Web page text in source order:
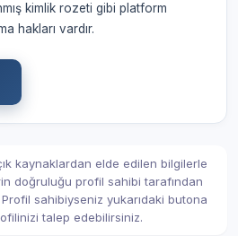
kimlik rozeti gibi platform
hakları vardır.
kaynaklardan elde edilen bilgilerle
doğruluğu profil sahibi tarafından
Profil sahibiyseniz yukarıdaki butona
talep edebilirsiniz.